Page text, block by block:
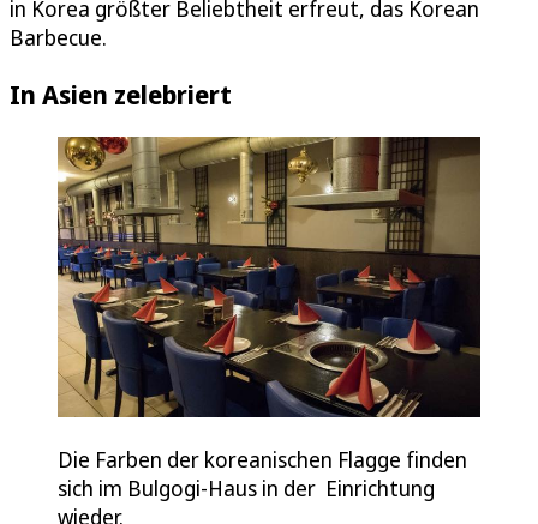
in Korea größter Beliebtheit erfreut, das Korean
Barbecue.
In Asien zelebriert
Die Farben der koreanischen Flagge finden
sich im Bulgogi-Haus in der Einrichtung
wieder.